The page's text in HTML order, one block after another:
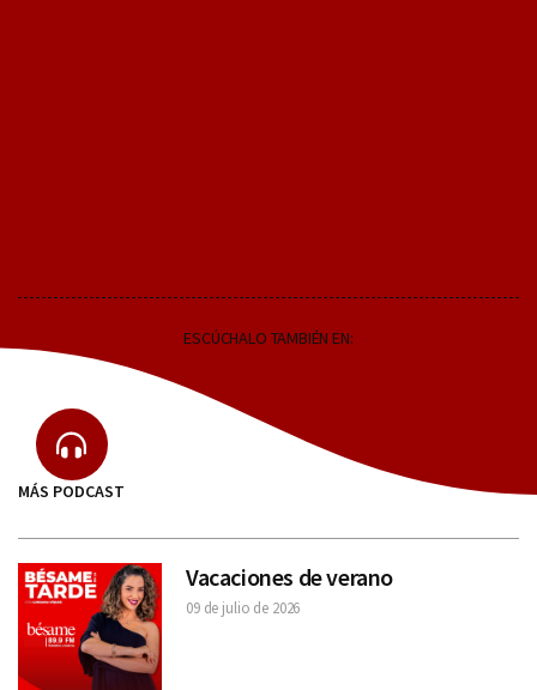
ESCÚCHALO TAMBIÉN EN:
MÁS PODCAST
Vacaciones de verano
09 de julio de 2026